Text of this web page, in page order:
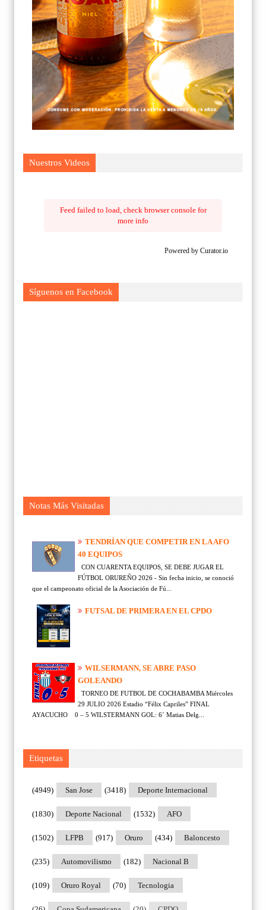
Nuestros Videos
Feed failed to load, check browser console for
more info
Powered by Curator.io
Síguenos en Facebook
Notas Más Visitadas
TENDRÍAN QUE COMPETIR EN LA AFO
40 EQUIPOS
CON CUARENTA EQUIPOS, SE DEBE JUGAR EL
FÚTBOL ORUREÑO 2026 - Sin fecha inicio, se conoció
que el campeonato oficial de la Asociación de Fú...
FUTSAL DE PRIMERA EN EL CPDO
WILSERMANN, SE ABRE PASO
GOLEANDO
TORNEO DE FUTBOL DE COCHABAMBA Miércoles
29 JULIO 2026 Estadio “Félix Capriles” FINAL
AYACUCHO 0 – 5 WILSTERMANN GOL: 6´ Matias Delg...
Etiquetas
San Jose
(4949) Deporte Internacional
(3418)
Deporte Nacional
(1830) AFO
(1532)
LFPB
(1502) Oruro
(917) Baloncesto
(434)
Automovilismo
(235) Nacional B
(182)
Oruro Royal
(109) Tecnologia
(70)